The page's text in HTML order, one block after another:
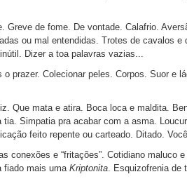
Greve de fome. De vontade. Calafrio.
ou mal entendidas. Trotes de cavalos e
Dizer a toa palavras vazias...
prazer. Colecionar peles. Corpos. Suor e
Que mata e atira. Boca loca e maldita.
Simpatia pra acabar com a asma.
feito repente ou carteado. Ditado.
conexões e “fritações”. Cotidiano maluco
fiado mais uma Kriptonita . Esquizofrenia